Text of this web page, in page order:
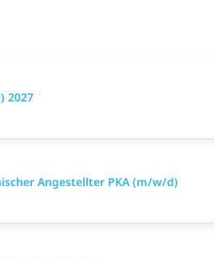
2027
Angestellter PKA (m/w/d)